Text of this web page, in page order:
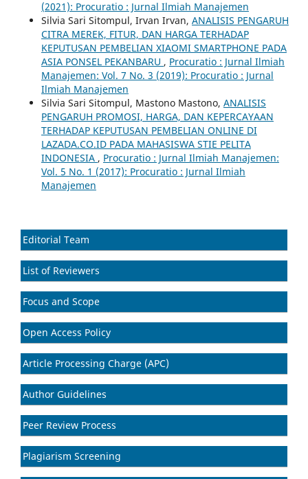
(2021): Procuratio : Jurnal Ilmiah Manajemen
Silvia Sari Sitompul, Irvan Irvan, ANALISIS PENGARUH
CITRA MEREK, FITUR, DAN HARGA TERHADAP
KEPUTUSAN PEMBELIAN XIAOMI SMARTPHONE PADA
ASIA PONSEL PEKANBARU , Procuratio : Jurnal Ilmiah
Manajemen: Vol. 7 No. 3 (2019): Procuratio : Jurnal
Ilmiah Manajemen
Silvia Sari Sitompul, Mastono Mastono, ANALISIS
PENGARUH PROMOSI, HARGA, DAN KEPERCAYAAN
TERHADAP KEPUTUSAN PEMBELIAN ONLINE DI
LAZADA.CO.ID PADA MAHASISWA STIE PELITA
INDONESIA , Procuratio : Jurnal Ilmiah Manajemen:
Vol. 5 No. 1 (2017): Procuratio : Jurnal Ilmiah
Manajemen
Editorial Team
List of Reviewers
Focus and Scope
Open Access Policy
Article Processing Charge (APC)
Author Guidelines
Peer Review Process
Plagiarism Screening